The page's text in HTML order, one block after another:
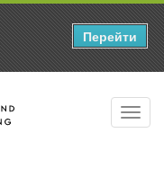
Перейти